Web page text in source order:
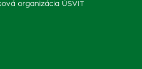
organizácia ÚSVIT